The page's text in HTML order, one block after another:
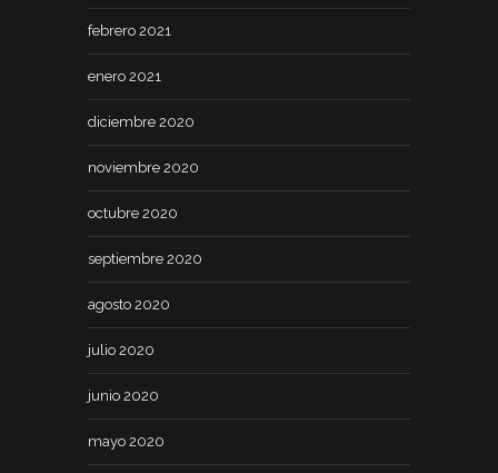
febrero 2021
enero 2021
diciembre 2020
noviembre 2020
octubre 2020
septiembre 2020
agosto 2020
julio 2020
junio 2020
mayo 2020